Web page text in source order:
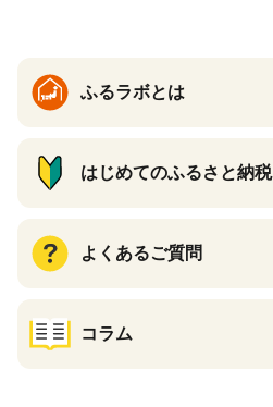
ふるラボとは
はじめてのふるさと納税
よくあるご質問
コラム